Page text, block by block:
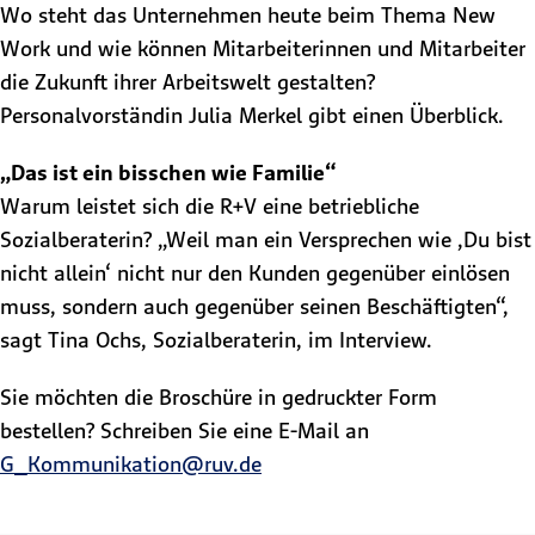
Wo steht das Unternehmen heute beim Thema New
Work und wie können Mitarbeiterinnen und Mitarbeiter
die Zukunft ihrer Arbeitswelt gestalten?
Personalvorständin Julia Merkel gibt einen Überblick.
„Das ist ein bisschen wie Familie“
Warum leistet sich die R+V eine betriebliche
Sozialberaterin? „Weil man ein Versprechen wie ,Du bist
nicht allein‘ nicht nur den Kunden gegenüber einlösen
muss, sondern auch gegenüber seinen Beschäftigten“,
sagt Tina Ochs, Sozialberaterin, im Interview.
Sie möchten die Broschüre in gedruckter Form
bestellen? Schreiben Sie eine E-Mail an
G_Kommunikation@ruv.de